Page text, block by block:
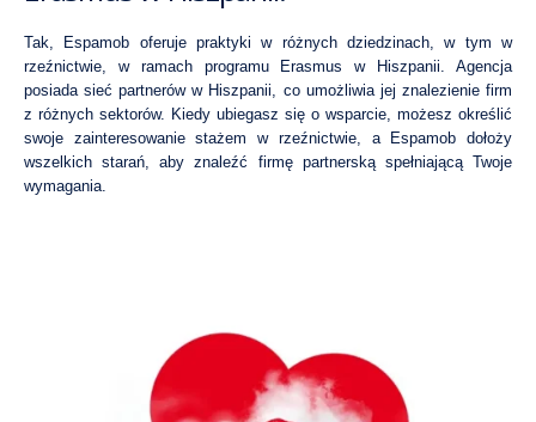
Tak, Espamob oferuje praktyki w różnych dziedzinach, w tym w
rzeźnictwie, w ramach programu Erasmus w Hiszpanii. Agencja
posiada sieć partnerów w Hiszpanii, co umożliwia jej znalezienie firm
z różnych sektorów. Kiedy ubiegasz się o wsparcie, możesz określić
swoje zainteresowanie stażem w rzeźnictwie, a Espamob dołoży
wszelkich starań, aby znaleźć firmę partnerską spełniającą Twoje
wymagania.